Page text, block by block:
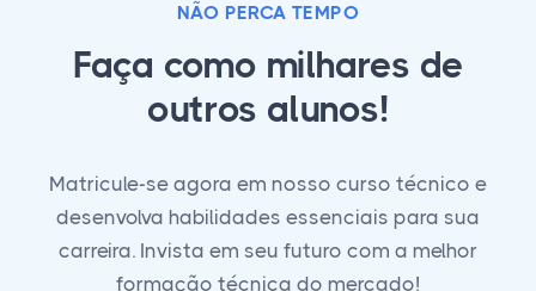
NÃO PERCA TEMPO
Faça como milhares de
outros alunos!
Matricule-se agora em nosso curso técnico e
desenvolva habilidades essenciais para sua
carreira. Invista em seu futuro com a melhor
formação técnica do mercado!